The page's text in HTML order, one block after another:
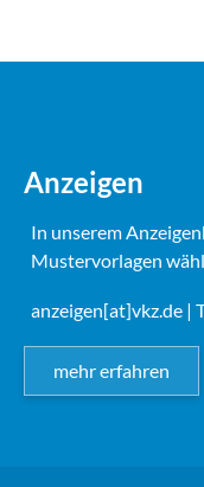
Anzeigen
In unserem
Mustervorlagen
anzeigen[at]vkz.de |
mehr erfahren